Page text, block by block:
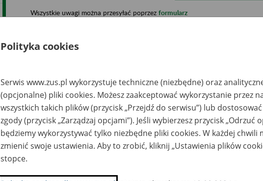
Wszystkie uwagi można przesyłać poprzez formularz
Ukryj wszystkie pozycje bazy
Nazwa
zlikwidowanego
zakładu pracy
Miejsce
przechowywania
Nr zespołu akt w
archiwum
państwowym
Daty
Sanatorium
Uzdrowiskowe OPZZ
BAŁTYK - Kołobrzeg
VITAL TRADING Sp. z
o. o. Dast-
archiwum.pl, Toruń,
Polityka cookies
Serwis www.zus.pl wykorzystuje techniczne (niezbędne) oraz
(opcjonalne) pliki cookies. Możesz zaakceptować wykorzystanie przez
wszystkich takich plików (przycisk „Przejdź do serwisu”) lub
zgody (przycisk „Zarządzaj opcjami”). Jeśli wybierzesz przycisk „Odrzuć
będziemy wykorzystywać tylko niezbędne pliki cookies. W każdej chwili
zmienić swoje ustawienia. Aby to zrobić, kliknij „Ustawienia plików
stopce.